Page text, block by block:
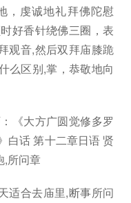
，虔诚地礼拜佛陀慰
好香针绕佛三圈，表
观音,然后双拜庙膝跪
么区别,掌，恭敬地向
《大方广圆觉修多罗
白话 第十二章日语 贤
,所问章
适合去庙里,断事所问